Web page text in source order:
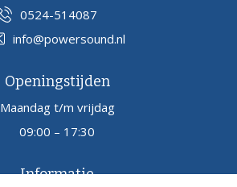
0524-514087
info@powersound.nl
Openingstijden
Maandag t/m vrijdag
09:00 – 17:30
Informatie